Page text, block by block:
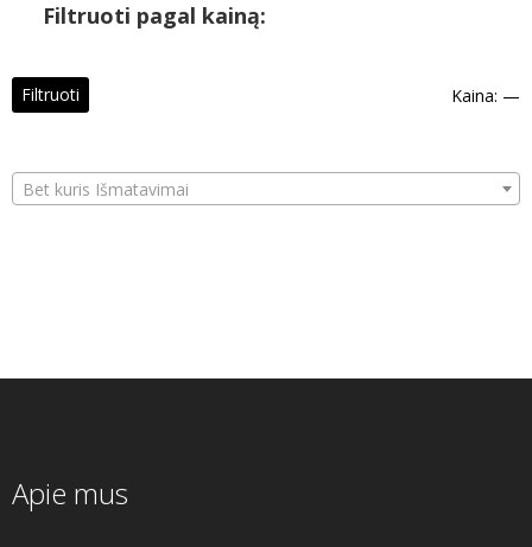
Filtruoti pagal kainą:
Filtruoti Kaina: —
Bet kuris Išmatavimai
Apie mus